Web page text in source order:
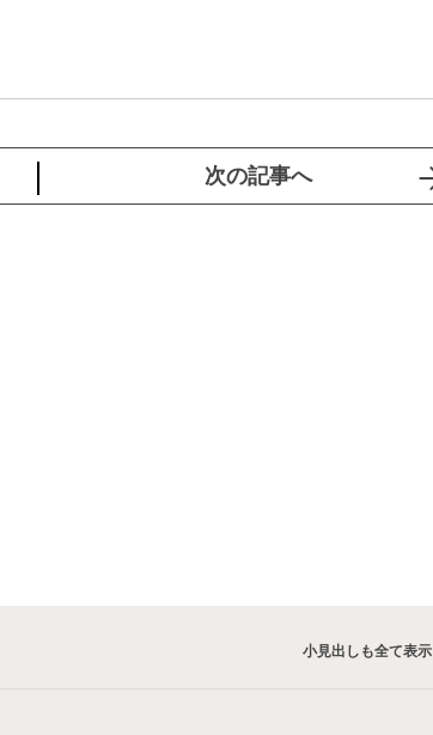
次の記事へ
小見出しも全て表示